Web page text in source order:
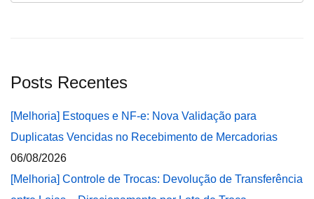
Posts Recentes
[Melhoria] Estoques e NF-e: Nova Validação para
Duplicatas Vencidas no Recebimento de Mercadorias
06/08/2026
[Melhoria] Controle de Trocas: Devolução de Transferência